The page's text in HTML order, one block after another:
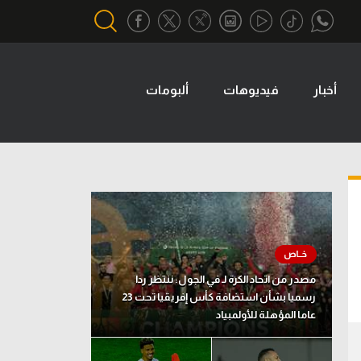
تحقيق في الجول
تقرير في الجول
تحليل في الجول
حكايات في الجول
كويز في الجول
فيديو في الجول
أخبار فيديوهات ألبومات
مصدر من اتحاد الكرة لـ في الجول: ننتظر ردا
رسميا بشأن استضافة كأس إفريقيا تحت 23
عاما المؤهلة للأولمبياد